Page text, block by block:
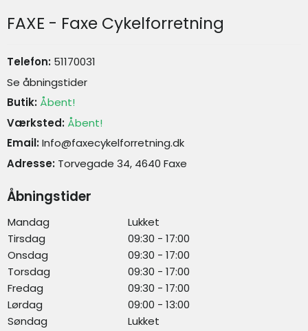
FAXE - Faxe Cykelforretning
Telefon: 51170031
Se åbningstider
Butik: Åbent!
Værksted: Åbent!
Email: Info@faxecykelforretning.dk
Adresse: Torvegade 34, 4640 Faxe
Åbningstider
Mandag
Lukket
Tirsdag
09:30 - 17:00
Onsdag
09:30 - 17:00
Torsdag
09:30 - 17:00
Fredag
09:30 - 17:00
Lørdag
09:00 - 13:00
Søndag
Lukket